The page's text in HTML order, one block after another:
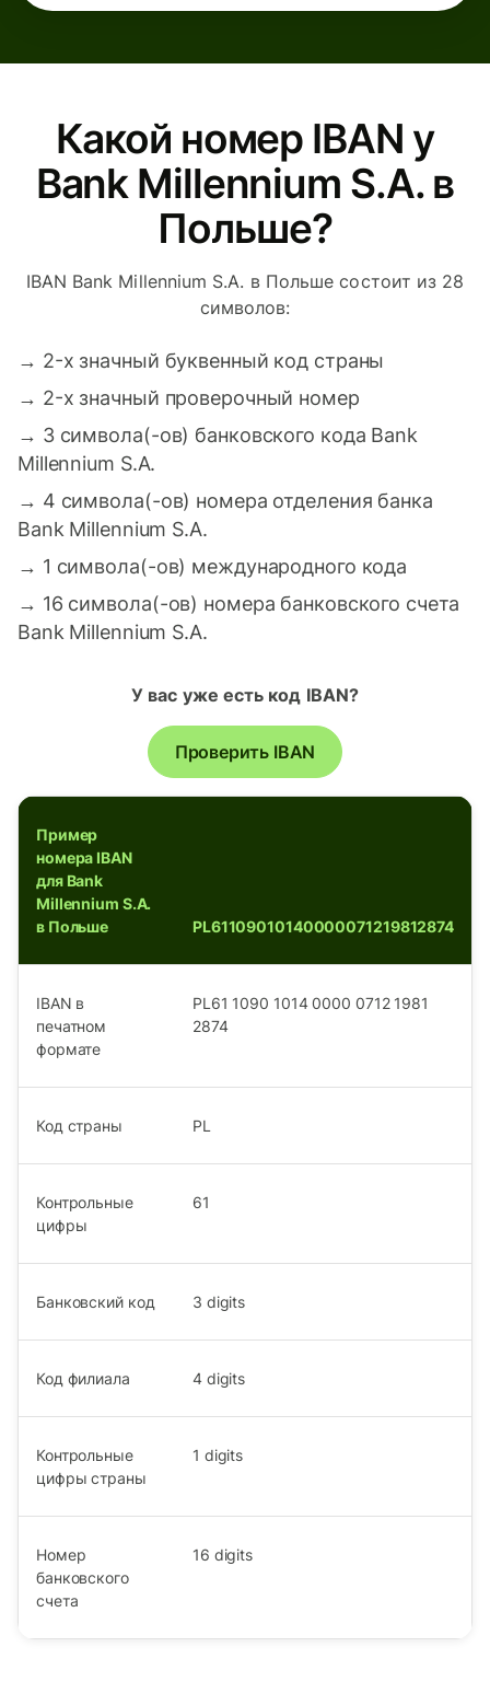
Какой номер IBAN у
Bank Millennium S.A. в
Польше?
IBAN Bank Millennium S.A. в Польше состоит из 28
символов:
→ 2-х значный буквенный код страны
→ 2-х значный проверочный номер
→ 3 символа(-ов) банковского кода Bank
Millennium S.A.
→ 4 символа(-ов) номера отделения банка
Bank Millennium S.A.
→ 1 символа(-ов) международного кода
→ 16 символа(-ов) номера банковского счета
Bank Millennium S.A.
У вас уже есть код IBAN?
Проверить IBAN
Пример
номера IBAN
для Bank
Millennium S.A.
в Польше
PL61109010140000071219812874
IBAN в
печатном
формате
PL61 1090 1014 0000 0712 1981
2874
Код страны PL
Контрольные
цифры
61
Банковский код 3 digits
Код филиала 4 digits
Контрольные
цифры страны
1 digits
Номер
банковского
счета
16 digits